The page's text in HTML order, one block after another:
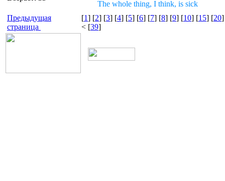
The whole thing, I think, is sick
Предыдущая
страница
[1] [2] [3] [4] [5] [6] [7] [8] [9] [10] [15] [20
< [39]